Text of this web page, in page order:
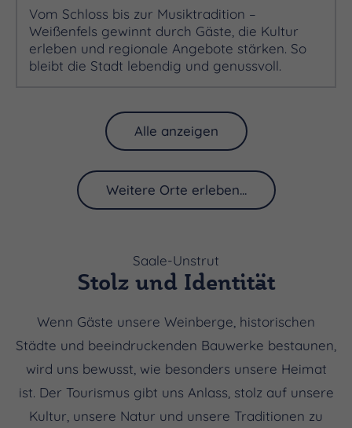
Vom Schloss bis zur Musiktradition –
Weißenfels gewinnt durch Gäste, die Kultur
erleben und regionale Angebote stärken. So
bleibt die Stadt lebendig und genussvoll.
Alle anzeigen
Weitere Orte erleben...
Saale-Unstrut
Stolz und Identität
Wenn Gäste unsere Weinberge, historischen
Städte und beeindruckenden Bauwerke bestaunen,
wird uns bewusst, wie besonders unsere Heimat
ist. Der Tourismus gibt uns Anlass, stolz auf unsere
Kultur, unsere Natur und unsere Traditionen zu